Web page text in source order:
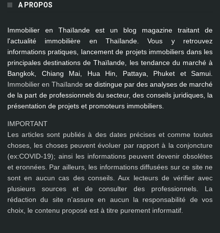
A PROPOS
Immobilier en Thaïlande est un blog magazine traitant de
l'actualité immobilière en Thaïlande. Vous y retrouvez
informations pratiques, lancement de projets immobiliers dans les
principales destinations de Thaïlande, les tendance du marché à
Bangkok, Chiang Mai, Hua Hin, Pattaya, Phuket et Samui
Immobilier en Thaïlande se distingue par des analyses de marché
de la part de professionnels du secteur, des conseils juridiques, la
présentation de projets et promoteurs immobiliers.
IMPORTANT
Les articles sont publiés à des dates précises et comme toutes
choses, les choses peuvent évoluer par rapport à la conjoncture
(ex:COVID-19); ainsi les informations peuvent devenir obsolétes
et eronnées. Par ailleurs, les informations diffusées sur ce site ne
sont en aucun cas des conseils. Aux lecteurs de vérifier avec
plusieurs sources et de consulter des professionnels. La
rédaction du site n'assure en aucun la responsabilité de vos
choix, le contenu proposé est à titre purement informatif.